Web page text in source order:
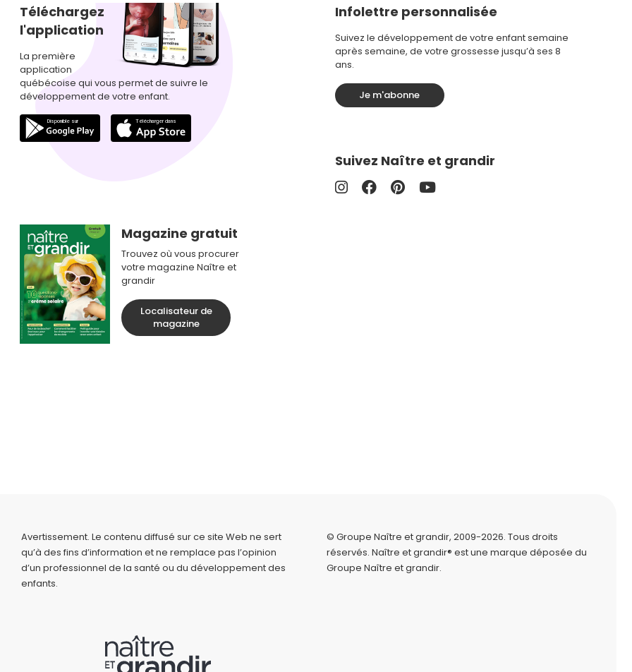
Téléchargez
l'application
La première
application
québécoise qui vous permet de suivre le
développement de votre enfant.
Magazine gratuit
Trouvez où vous procurer
votre magazine Naître et
grandir
Localisateur de
magazine
Infolettre personnalisée
Suivez le développement de votre enfant semaine
après semaine, de votre grossesse jusqu’à ses 8
ans.
Je m'abonne
Suivez Naître et grandir
Avertissement. Le contenu diffusé sur ce site Web ne sert
qu’à des fins d’information et ne remplace pas l’opinion
d’un professionnel de la santé ou du développement des
enfants.
© Groupe Naître et grandir, 2009-2026. Tous droits
réservés. Naître et grandir® est une marque déposée du
Groupe Naître et grandir.